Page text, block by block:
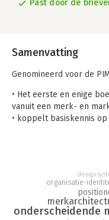
Past door de
Samenvatting
Genomineerd voor de
• Het eerste en enige
vanuit een merk- en
• koppelt basiskennis
Strategisch brand
professionals een
stappen bij het
bestaat uit vier delen.
onderscheidende
organisatie-